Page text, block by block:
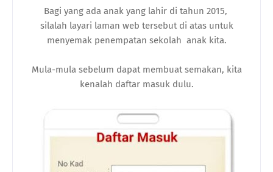
Bagi yang ada anak yang lahir di tahun 2015,
silalah layari laman web tersebut di atas untuk
menyemak penempatan sekolah anak kita.
Mula-mula sebelum dapat membuat semakan, kita
kenalah daftar masuk dulu.